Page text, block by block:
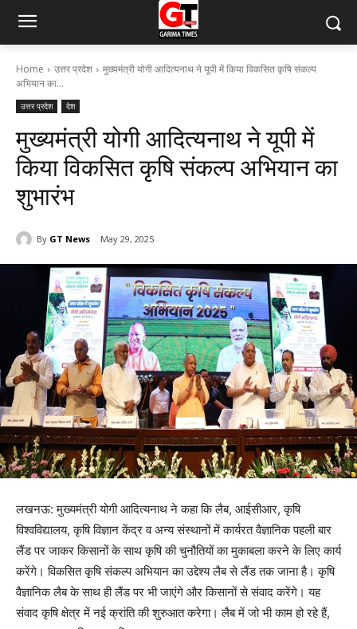
Home उत्तर प्रदेश
मुख्यमंत्री योगी आदित्यनाथ ने यूपी में किया विकसित कृषि संकल्प
अभियान का...
उत्तर प्रदेश देश
मुख्यमंत्री योगी आदित्यनाथ ने यूपी में
किया विकसित कृषि संकल्प अभियान का
शुभारंभ
By GT News May 29, 2025
लखनऊ: मुख्यमंत्री योगी आदित्यनाथ ने कहा कि लैब, आईसीआर, कृषि
विश्वविद्यालय, कृषि विज्ञान केंद्र व अन्य संस्थानों में कार्यरत वैज्ञानिक पहली बार
लैंड पर जाकर किसानों के साथ कृषि की चुनौतियों का मुकाबला करने के लिए कार्य
करेंगे। विकसित कृषि संकल्प अभियान का उद्देश्य लैब से लैंड तक जाना है। कृषि
वैज्ञानिक लैब के साथ ही लैंड पर भी जाएंगे और किसानों से संवाद करेंगे। यह
संवाद कृषि क्षेत्र में नई क्रांति की शुरुआत करेगा। लैब में जो भी काम हो रहे हैं,